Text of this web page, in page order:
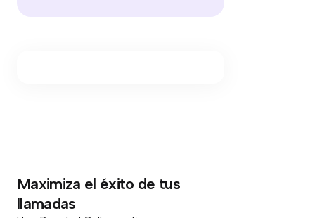
Maximiza el éxito de tus
llamadas